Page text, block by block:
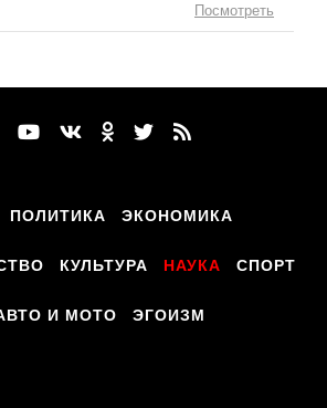
Посмотреть
ПОЛИТИКА ЭКОНОМИКА
КУЛЬТУРА НАУКА СПОРТ
И МОТО ЭГОИЗМ